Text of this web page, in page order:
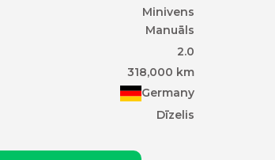
Minivens
Manuāls
2.0
318,000 km
Germany
Dīzelis